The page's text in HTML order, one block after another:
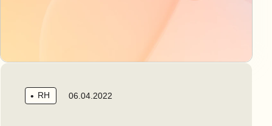
RH 06.04.2022